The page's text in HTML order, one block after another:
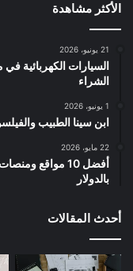
الأكثر مشاهدة
21 يونيو، 2026
السيارات الكهربائية
الشراء
1 يونيو، 2026
ابن سينا الطبيب
22 مايو، 2026
أفضل 10 مواقع
بالدولار
أحدث المقالات